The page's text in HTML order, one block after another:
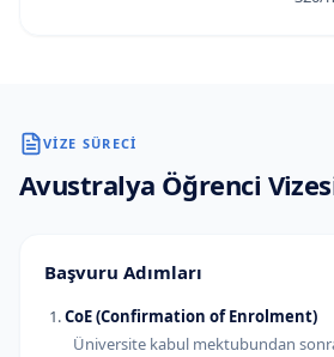
VIZE SÜRECI
Avustralya Öğrenci
Başvuru Adımları
CoE (Confirmation of Enrolment)
Üniversite kabul mektubundan